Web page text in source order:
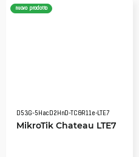
nuovo prodotto
D53G-5HacD2HnD-TC&R11e-LTE7
MikroTik Chateau LTE7